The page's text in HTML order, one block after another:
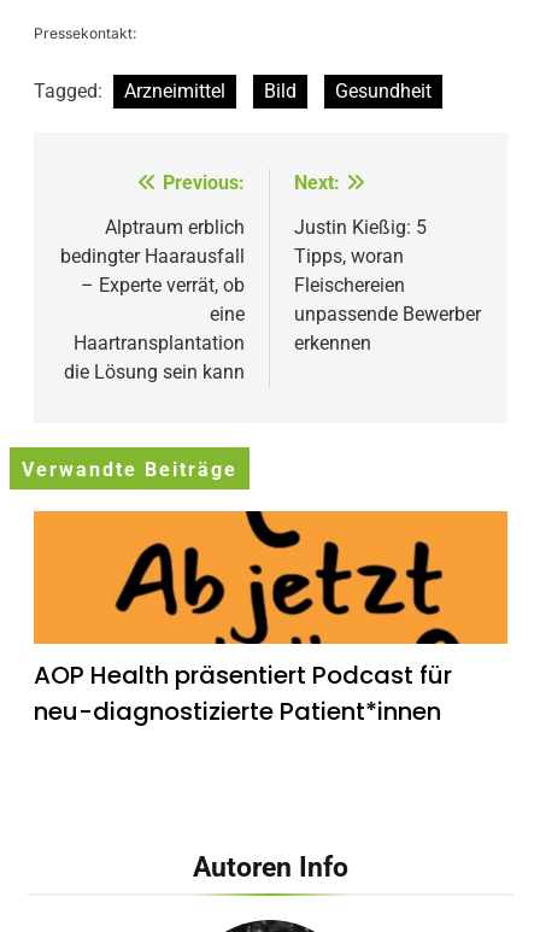
Pressekontakt:
Tagged: Arzneimittel Bild Gesundheit
Beitragsnavigation
Previous:
Alptraum erblich
bedingter Haarausfall
– Experte verrät, ob
eine
Haartransplantation
die Lösung sein kann
Next:
Justin Kießig: 5
Tipps, woran
Fleischereien
unpassende Bewerber
erkennen
Verwandte Beiträge
AOP Health präsentiert Podcast für
neu-diagnostizierte Patient*innen
Autoren Info